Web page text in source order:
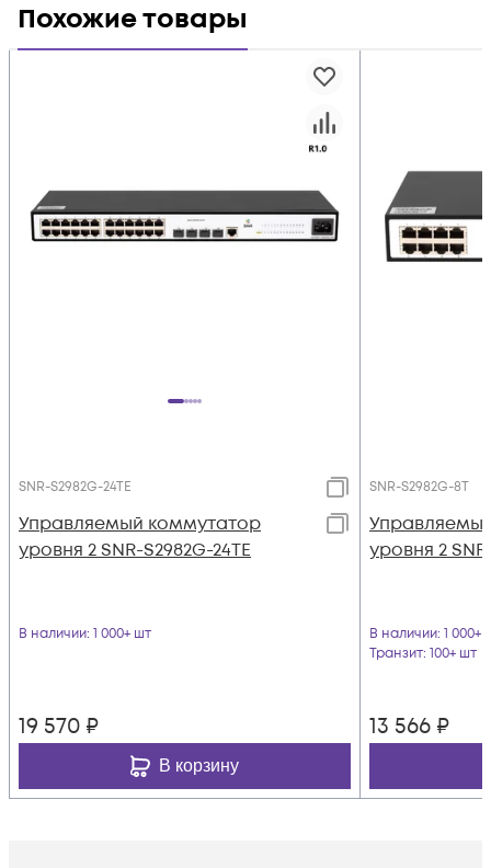
Похожие товары
SNR-S2982G-24TE
Управляемый коммутатор
уровня 2 SNR-S2982G-24TE
В наличии: 1 000+ шт
19 570 ₽
В корзину
SNR-S2982G-8T
уровня 2
В наличии: 1 000+
Транзит: 100+ шт
13 566 ₽